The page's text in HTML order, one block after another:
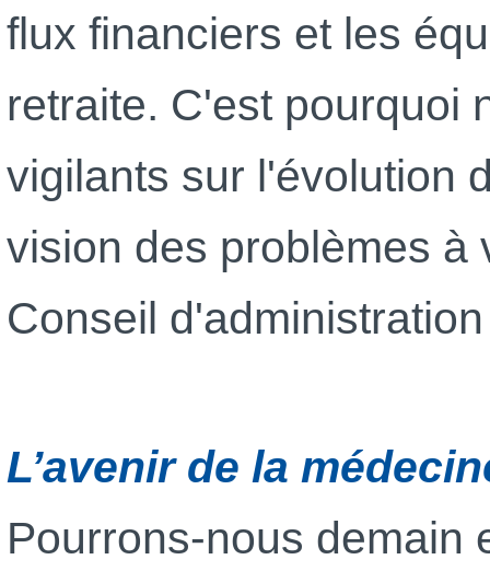
flux financiers et les
retraite. C'est pourquoi
vigilants sur l'évolution
vision des problèmes à
Conseil
L’avenir de la
Pourrons-nous demain